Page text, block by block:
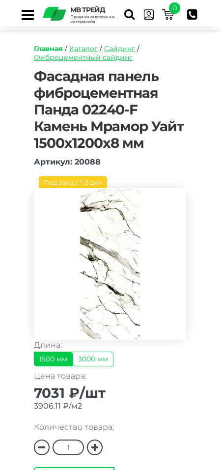
МВ ТРЕЙД
Продажа отделочных
материалов
0
Главная / Каталог / Сайдинг /
Фиброцементный сайдинг
https://mvtrade.ru/images/id/normal/
panel-
fibroczementnaya-
panda-
02240-
f-
kamen-
mramor-
uajt-
1500kh1200kh8-
mm.jpg
Фасадная панель
фиброцементная
Панда 02240-F
Камень Мрамор Уайт
1500х1200х8 мм
Артикул: 20088
Под заказ: 1-3 дня
Длина:
1500 мм 3000 мм
Цена товара:
7031 ₽/шт
3906.11 ₽/м2
Количество товара: